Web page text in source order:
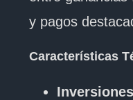
y pagos
Características